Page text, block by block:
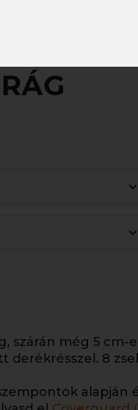
szárán még 5 cm-
derékrésszel. 8
alapján